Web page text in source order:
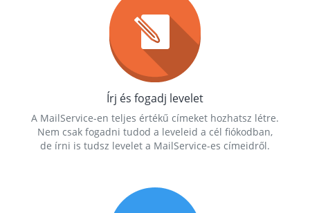
Írj és fogadj levelet
A MailService-en teljes értékű címeket hozhatsz létre.
Nem csak fogadni tudod a leveleid a cél fiókodban,
de írni is tudsz levelet a MailService-es címeidről.